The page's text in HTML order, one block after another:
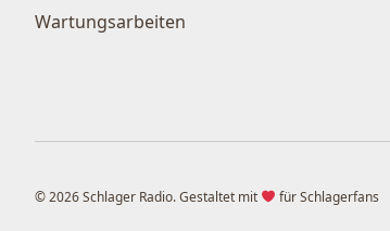
Wartungsarbeiten
© 2026 Schlager Radio. Gestaltet mit für Schlagerfans